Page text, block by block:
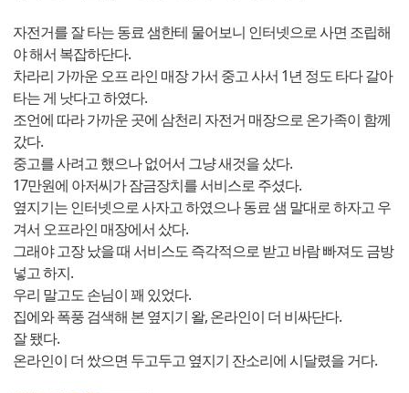
자전거를 잘 타는 동료 샘한테 물어보니 인터넷으로 사면 조립해
야 해서 복잡하단다.
차라리 가까운 오프 라인 매장 가서 중고 사서 1년 정도 타다 갈아
타는 게 낫다고 하였다.
조언에 따라 가까운 곳에 삼천리 자전거 매장으로 온가족이 함께
갔다.
중고를 사려고 했으나 없어서 그냥 새것을 샀다.
17만원에 아저씨가 잠금장치를 서비스로 주셨다.
옆지기는 인터넷으로 사자고 하였으나 동료 샘 말대로 하자고 우
겨서 오프라인 매장에서 샀다.
그래야 고장 났을 때 서비스도 즉각적으로 받고 바람 빠져도 금방
넣고 하지.
우리 말고도 손님이 꽤 있었다.
집에와 폭풍 검색해 본 옆지기 왈, 온라인이 더 비싸단다.
잘 됐다.
온라인이 더 쌌으면 두고두고 옆지기 잔소리에 시달렸을 거다.